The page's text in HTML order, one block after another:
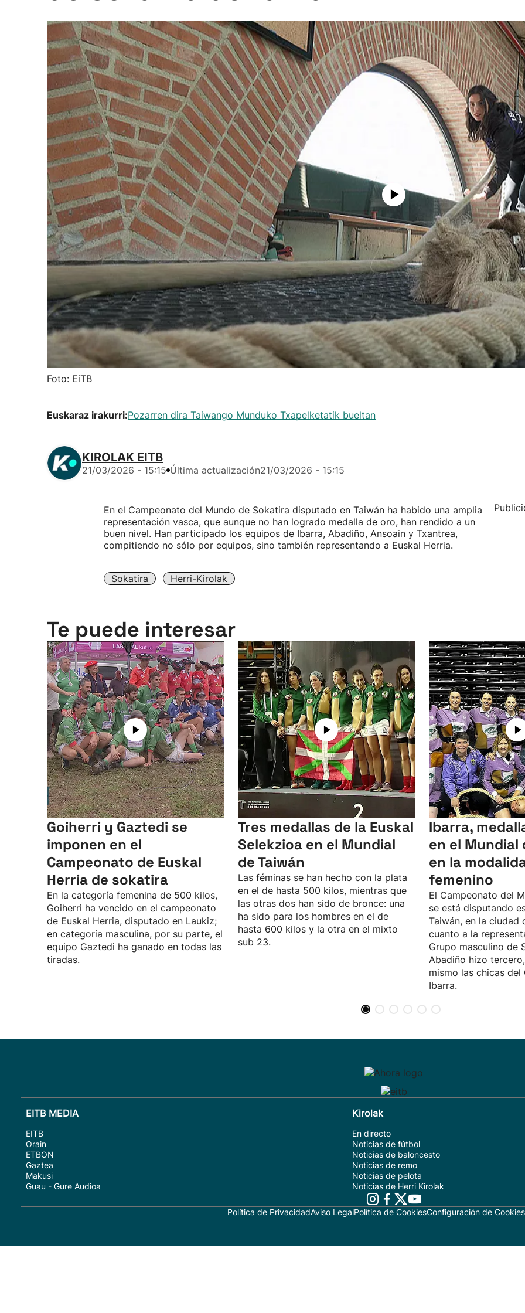
Foto: EiTB
Euskaraz irakurri:Pozarren dira Taiwango Munduko Txapelketatik bueltan
KIROLAK EITB
21/03/2026 - 15:15 Última actualización21/03/2026 - 15:15
En el Campeonato del Mundo de Sokatira disputado en Taiwán ha habido una amplia
representación vasca, que aunque no han logrado medalla de oro, han rendido a un
buen nivel. Han participado los equipos de Ibarra, Abadiño, Ansoain y Txantrea,
compitiendo no sólo por equipos, sino también representando a Euskal Herria.
Sokatira Herri-Kirolak
Te puede interesar
Goiherri y Gaztedi se
imponen en el
Campeonato de Euskal
Herria de sokatira
En la categoría femenina de 500 kilos,
Goiherri ha vencido en el campeonato
de Euskal Herria, disputado en Laukiz;
en categoría masculina, por su parte, el
equipo Gaztedi ha ganado en todas las
tiradas.
Tres medallas de la Euskal
Selekzioa en el Mundial
de Taiwán
Las féminas se han hecho con la plata
en el de hasta 500 kilos, mientras que
las otras dos han sido de bronce: una
ha sido para los hombres en el de
hasta 600 kilos y la otra en el mixto
sub 23.
Ibarra,
en el Mundial
en la
femenino
El Campeonato del
se está disputando
Taiwán, en la ciudad
cuanto a la
Grupo masculino de
Abadiño hizo
mismo las chicas
Ibarra.
EITB MEDIA
EITB
Orain
ETBON
Gaztea
Makusi
Guau - Gure Audioa
Kirolak
En directo
Noticias de fútbol
Noticias de baloncesto
Noticias de remo
Noticias de pelota
Noticias de Herri Kirolak
Política de PrivacidadAviso LegalPolítica de CookiesConfiguración de Cookies